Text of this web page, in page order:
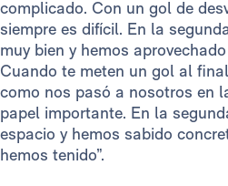
complicado. Con un gol de
siempre es difícil. En la
muy bien y hemos
Cuando te meten un gol al
como nos pasó a nosotros en
papel importante. En la
espacio y hemos sabido
hemos tenido”.